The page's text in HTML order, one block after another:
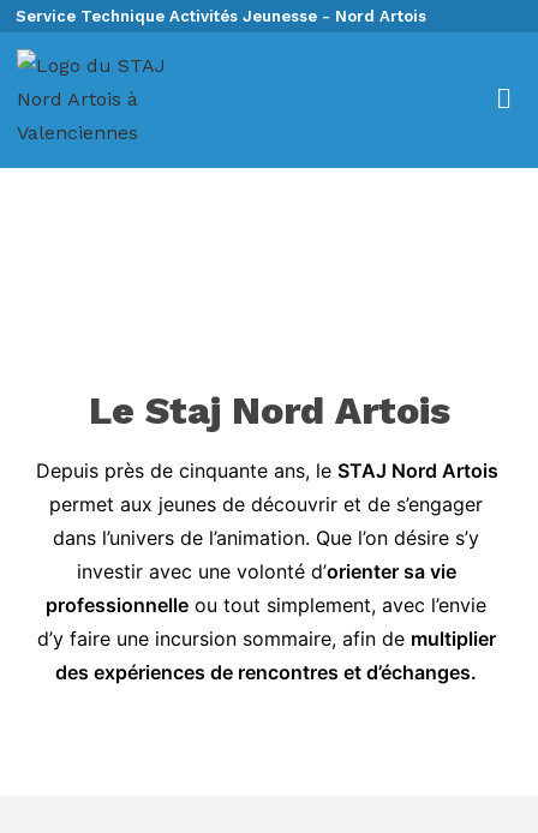
Service Technique Activités Jeunesse - Nord Artois
Le Staj Nord Artois
Depuis près de cinquante ans, le STAJ Nord Artois
permet aux jeunes de découvrir et de s’engager
dans l’univers de l’animation. Que l’on désire s’y
investir avec une volonté d’orienter sa vie
professionnelle ou tout simplement, avec l’envie
d’y faire une incursion sommaire, afin de multiplier
des expériences de rencontres et d’échanges.